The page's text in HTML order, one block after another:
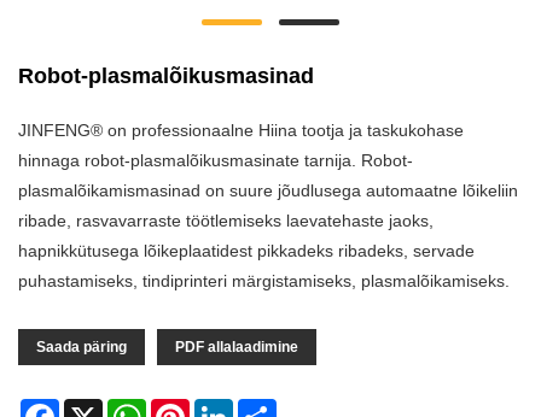
Robot-plasmalõikusmasinad
JINFENG® on professionaalne Hiina tootja ja taskukohase
hinnaga robot-plasmalõikusmasinate tarnija. Robot-
plasmalõikamismasinad on suure jõudlusega automaatne lõikeliin
ribade, rasvavarraste töötlemiseks laevatehaste jaoks,
hapnikkütusega lõikeplaatidest pikkadeks ribadeks, servade
puhastamiseks, tindiprinteri märgistamiseks, plasmalõikamiseks.
Saada päring PDF allalaadimine
Facebook
X WhatsAppPinterestLinkedIn